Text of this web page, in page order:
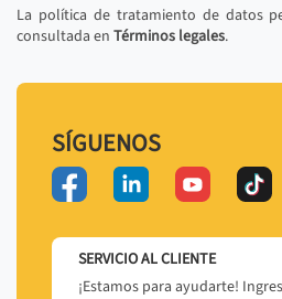
La política de tratamiento de datos
consultada en Términos legales.
SÍGUENOS
SERVICIO AL CLIENTE
¡Estamos para ayudarte!